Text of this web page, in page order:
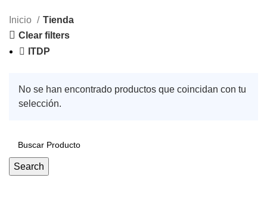
Inicio
Tienda
Clear filters
ITDP
No se han encontrado productos que coincidan con tu
selección.
Search